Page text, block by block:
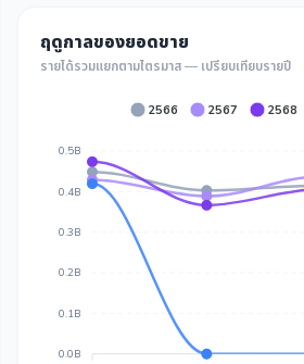
ฤดูกาลของยอดขาย
รายได้รวมแยกตามไตรมาส — เปรียบเทียบรายปี
2566 2567 2568
0.5B
0.4B
0.3B
0.2B
0.1B
0.0B